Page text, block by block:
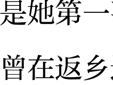
她第
在返